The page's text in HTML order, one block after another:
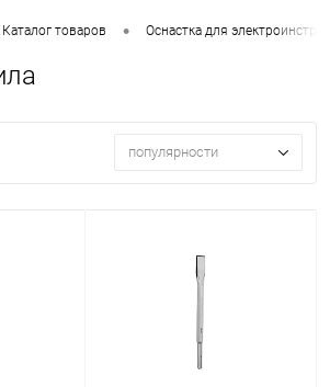
Каталог товаров • Оснастка для
популярности